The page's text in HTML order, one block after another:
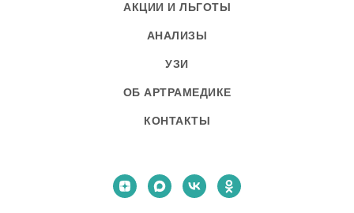
АКЦИИ И ЛЬГОТЫ
АНАЛИЗЫ
УЗИ
ОБ АРТРАМЕДИКЕ
КОНТАКТЫ